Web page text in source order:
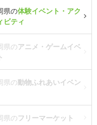
県の体験イベント・アク
ビティ
県のアニメ・ゲームイベ
県の動物ふれあいイベン
県のフリーマーケット